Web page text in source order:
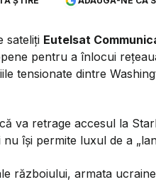
sateliți Eutelsat
pentru a înlocui
tensionate dintre
va retrage accesul la
își permite luxul de a
războiului, armata